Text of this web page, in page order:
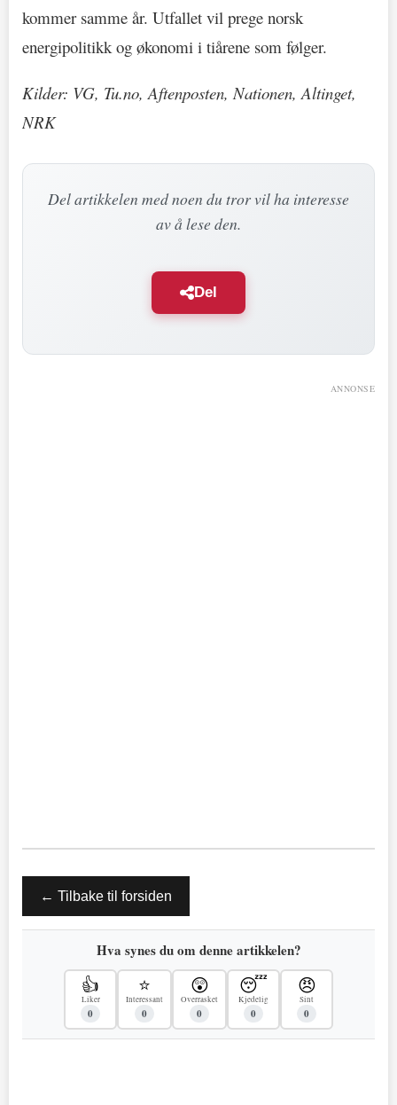
kommer samme år. Utfallet vil prege norsk
energipolitikk og økonomi i tiårene som følger.
Kilder: VG, Tu.no, Aftenposten, Nationen, Altinget,
NRK
Del artikkelen med noen du tror vil ha interesse
av å lese den.
Del
ANNONSE
← Tilbake til forsiden
Hva synes du om denne artikkelen?
👍
Liker
0
⭐
Interessant
0
😲
Overrasket
0
😴
Kjedelig
0
😠
Sint
0